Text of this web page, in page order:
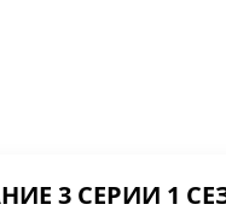
3 СЕРИИ 1